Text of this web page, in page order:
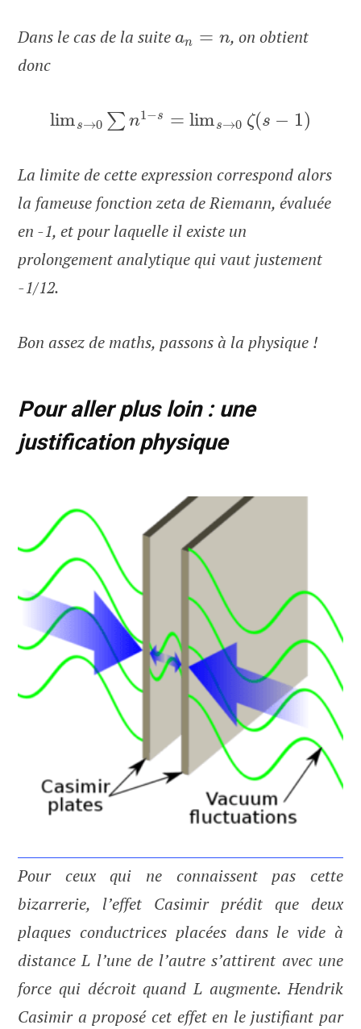
Dans le cas de la suite an = n, on obtient
donc
lims→0 ∑ n1−s = lims→0 ζ(s − 1)
La limite de cette expression correspond alors
la fameuse fonction zeta de Riemann, évaluée
en -1, et pour laquelle il existe un
prolongement analytique qui vaut justement
-1/12.
Bon assez de maths, passons à la physique !
Pour aller plus loin : une
justification physique
Pour ceux qui ne connaissent pas cette
bizarrerie, l’effet Casimir prédit que deux
plaques conductrices placées dans le vide à
distance L l’une de l’autre s’attirent avec une
force qui décroit quand L augmente. Hendrik
Casimir a proposé cet effet en le justifiant par